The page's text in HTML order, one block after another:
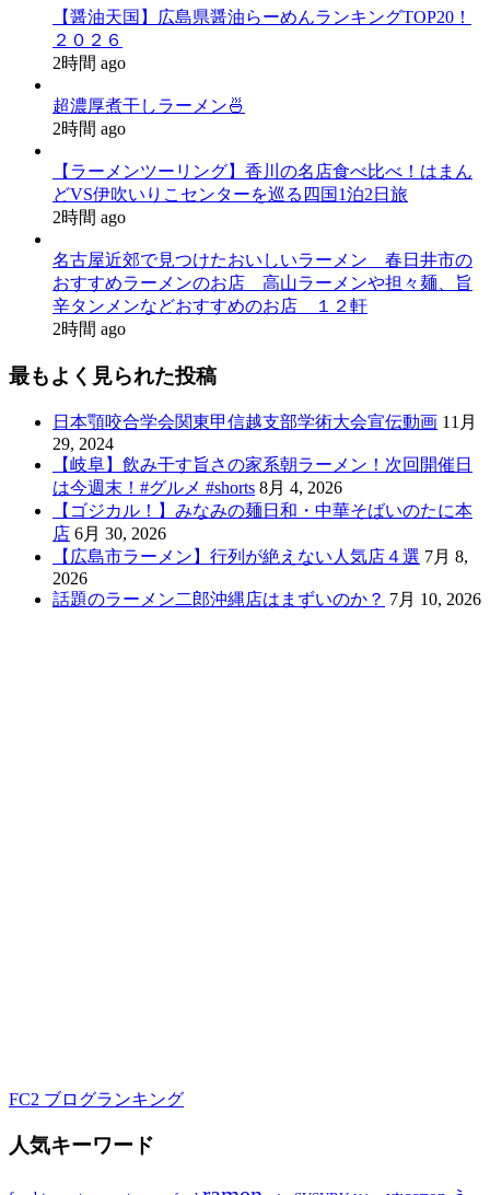
【醤油天国】広島県醤油らーめんランキングTOP20！
２０２６
2時間 ago
超濃厚煮干しラーメン🍜
2時間 ago
【ラーメンツーリング】香川の名店食べ比べ！はまん
どVS伊吹いりこセンターを巡る四国1泊2日旅
2時間 ago
名古屋近郊で見つけたおいしいラーメン 春日井市の
おすすめラーメンのお店 高山ラーメンや担々麺、旨
辛タンメンなどおすすめのお店 １２軒
2時間 ago
最もよく見られた投稿
日本顎咬合学会関東甲信越支部学術大会宣伝動画 11月
29, 2024
【岐阜】飲み干す旨さの家系朝ラーメン！次回開催日
は今週末！#グルメ #shorts 8月 4, 2026
【ゴジカル！】みなみの麺日和・中華そばいのたに本
店 6月 30, 2026
【広島市ラーメン】行列が絶えない人気店４選 7月 8,
2026
話題のラーメン二郎沖縄店はまずいのか？ 7月 10, 2026
FC2 ブログランキング
人気キーワード